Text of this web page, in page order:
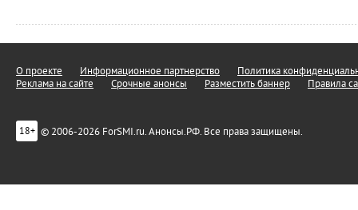
О проекте Информационное партнерство
Политика
Реклама на сайте
Срочные анонсы Разместить баннер Правила
18+ © 2006-2026 ForSMI.ru. Анонсы.РФ. Все права защищены.